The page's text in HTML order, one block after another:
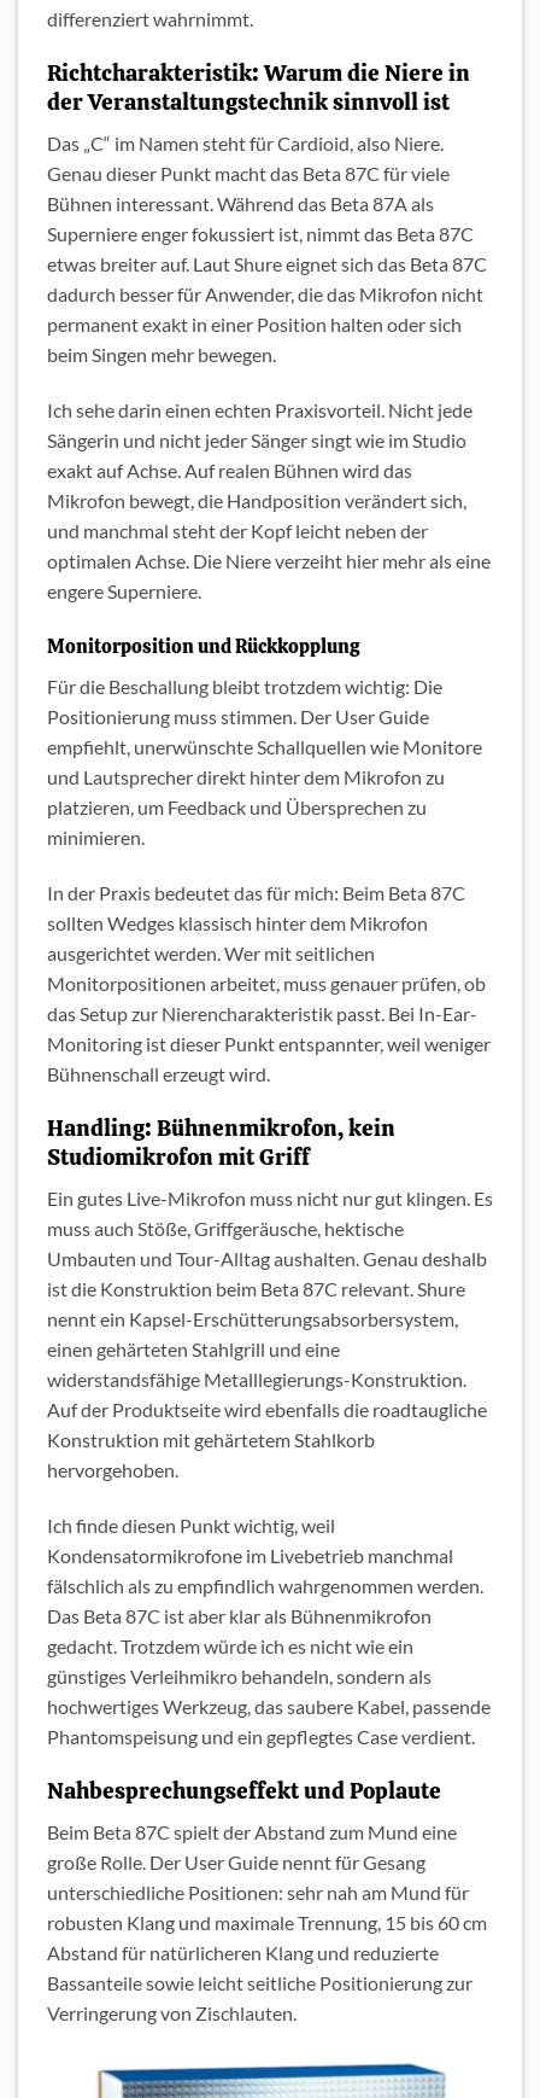
differenziert wahrnimmt.
Richtcharakteristik: Warum die Niere in
der Veranstaltungstechnik sinnvoll ist
Das „C“ im Namen steht für Cardioid, also Niere.
Genau dieser Punkt macht das Beta 87C für viele
Bühnen interessant. Während das Beta 87A als
Superniere enger fokussiert ist, nimmt das Beta 87C
etwas breiter auf. Laut Shure eignet sich das Beta 87C
dadurch besser für Anwender, die das Mikrofon nicht
permanent exakt in einer Position halten oder sich
beim Singen mehr bewegen.
Ich sehe darin einen echten Praxisvorteil. Nicht jede
Sängerin und nicht jeder Sänger singt wie im Studio
exakt auf Achse. Auf realen Bühnen wird das
Mikrofon bewegt, die Handposition verändert sich,
und manchmal steht der Kopf leicht neben der
optimalen Achse. Die Niere verzeiht hier mehr als eine
engere Superniere.
Monitorposition und Rückkopplung
Für die Beschallung bleibt trotzdem wichtig: Die
Positionierung muss stimmen. Der User Guide
empfiehlt, unerwünschte Schallquellen wie Monitore
und Lautsprecher direkt hinter dem Mikrofon zu
platzieren, um Feedback und Übersprechen zu
minimieren.
In der Praxis bedeutet das für mich: Beim Beta 87C
sollten Wedges klassisch hinter dem Mikrofon
ausgerichtet werden. Wer mit seitlichen
Monitorpositionen arbeitet, muss genauer prüfen, ob
das Setup zur Nierencharakteristik passt. Bei In-Ear-
Monitoring ist dieser Punkt entspannter, weil weniger
Bühnenschall erzeugt wird.
Handling: Bühnenmikrofon, kein
Studiomikrofon mit Griff
Ein gutes Live-Mikrofon muss nicht nur gut klingen. Es
muss auch Stöße, Griffgeräusche, hektische
Umbauten und Tour-Alltag aushalten. Genau deshalb
ist die Konstruktion beim Beta 87C relevant. Shure
nennt ein Kapsel-Erschütterungsabsorbersystem,
einen gehärteten Stahlgrill und eine
widerstandsfähige Metalllegierungs-Konstruktion.
Auf der Produktseite wird ebenfalls die roadtaugliche
Konstruktion mit gehärtetem Stahlkorb
hervorgehoben.
Ich finde diesen Punkt wichtig, weil
Kondensatormikrofone im Livebetrieb manchmal
fälschlich als zu empfindlich wahrgenommen werden.
Das Beta 87C ist aber klar als Bühnenmikrofon
gedacht. Trotzdem würde ich es nicht wie ein
günstiges Verleihmikro behandeln, sondern als
hochwertiges Werkzeug, das saubere Kabel, passende
Phantomspeisung und ein gepflegtes Case verdient.
Nahbesprechungseffekt und Poplaute
Beim Beta 87C spielt der Abstand zum Mund eine
große Rolle. Der User Guide nennt für Gesang
unterschiedliche Positionen: sehr nah am Mund für
robusten Klang und maximale Trennung, 15 bis 60 cm
Abstand für natürlicheren Klang und reduzierte
Bassanteile sowie leicht seitliche Positionierung zur
Verringerung von Zischlauten.